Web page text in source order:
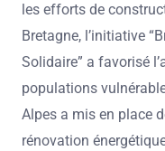
les efforts de
Bretagne, l’initiative
Solidaire” a favorisé
populations
Alpes a mis en place
rénovation